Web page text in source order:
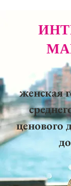
женская
ценового